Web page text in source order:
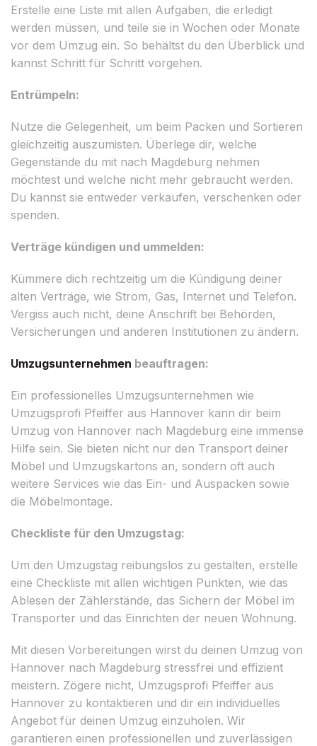
Erstelle eine Liste mit allen Aufgaben, die erledigt
werden müssen, und teile sie in Wochen oder Monate
vor dem Umzug ein. So behältst du den Überblick und
kannst Schritt für Schritt vorgehen.
Entrümpeln:
Nutze die Gelegenheit, um beim Packen und Sortieren
gleichzeitig auszumisten. Überlege dir, welche
Gegenstände du mit nach Magdeburg nehmen
möchtest und welche nicht mehr gebraucht werden.
Du kannst sie entweder verkaufen, verschenken oder
spenden.
Verträge kündigen und ummelden:
Kümmere dich rechtzeitig um die Kündigung deiner
alten Verträge, wie Strom, Gas, Internet und Telefon.
Vergiss auch nicht, deine Anschrift bei Behörden,
Versicherungen und anderen Institutionen zu ändern.
Umzugsunternehmen beauftragen:
Ein professionelles Umzugsunternehmen wie
Umzugsprofi Pfeiffer aus Hannover kann dir beim
Umzug von Hannover nach Magdeburg eine immense
Hilfe sein. Sie bieten nicht nur den Transport deiner
Möbel und Umzugskartons an, sondern oft auch
weitere Services wie das Ein- und Auspacken sowie
die Möbelmontage.
Checkliste für den Umzugstag:
Um den Umzugstag reibungslos zu gestalten, erstelle
eine Checkliste mit allen wichtigen Punkten, wie das
Ablesen der Zählerstände, das Sichern der Möbel im
Transporter und das Einrichten der neuen Wohnung.
Mit diesen Vorbereitungen wirst du deinen Umzug von
Hannover nach Magdeburg stressfrei und effizient
meistern. Zögere nicht, Umzugsprofi Pfeiffer aus
Hannover zu kontaktieren und dir ein individuelles
Angebot für deinen Umzug einzuholen. Wir
garantieren einen professionellen und zuverlässigen